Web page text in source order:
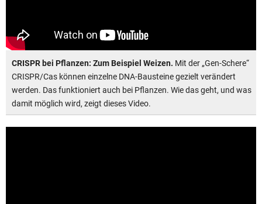
CRISPR bei Pflanzen: Zum Beispiel Weizen. Mit der „Gen-Schere“
CRISPR/Cas können einzelne DNA-Bausteine gezielt verändert
werden. Das funktioniert auch bei Pflanzen. Wie das geht, und was
damit möglich wird, zeigt dieses Video.